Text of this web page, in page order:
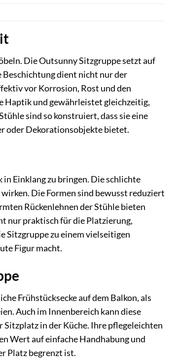
Die Outsunny Sitzgruppe setzt auf
dient nicht nur der
vor Korrosion, Rost und den
Haptik und gewährleistet gleichzeitig,
sind so konstruiert, dass sie eine
oder Dekorationsobjekte bietet.
Einklang zu bringen. Die schlichte
Die Formen sind bewusst reduziert
Rückenlehnen der Stühle bieten
nur praktisch für die Platzierung,
Sitzgruppe zu einem vielseitigen
Figur macht.
Frühstücksecke auf dem Balkon, als
Auch im Innenbereich kann diese
in der Küche. Ihre pflegeleichten
Wert auf einfache Handhabung und
Platz begrenzt ist.